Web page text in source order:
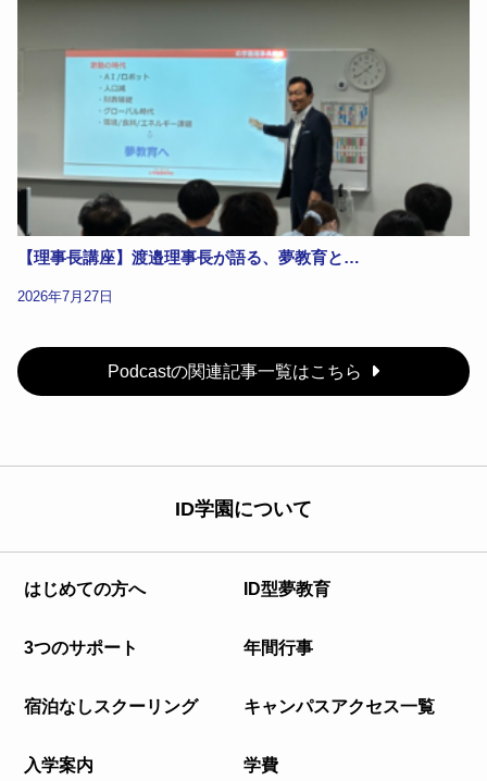
【理事長講座】渡邉理事長が語る、夢教育と…
2026年7月27日
Podcastの関連記事一覧はこちら
ID学園について
はじめての方へ ID型夢教育
3つのサポート 年間行事
宿泊なしスクーリング キャンパスアクセス一覧
入学案内 学費